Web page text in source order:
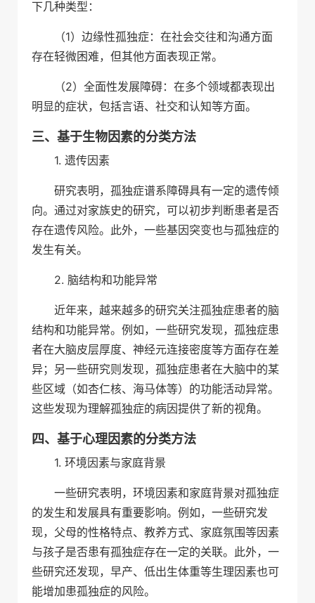
下几种类型：
（1）边缘性孤独症：在社会交往和沟通方面
存在轻微困难，但其他方面表现正常。
（2）全面性发展障碍：在多个领域都表现出
明显的症状，包括言语、社交和认知等方面。
三、基于生物因素的分类方法
1. 遗传因素
研究表明，孤独症谱系障碍具有一定的遗传倾
向。通过对家族史的研究，可以初步判断患者是否
存在遗传风险。此外，一些基因突变也与孤独症的
发生有关。
2. 脑结构和功能异常
近年来，越来越多的研究关注孤独症患者的脑
结构和功能异常。例如，一些研究发现，孤独症患
者在大脑皮层厚度、神经元连接密度等方面存在差
异；另一些研究则发现，孤独症患者在大脑中的某
些区域（如杏仁核、海马体等）的功能活动异常。
这些发现为理解孤独症的病因提供了新的视角。
四、基于心理因素的分类方法
1. 环境因素与家庭背景
一些研究表明，环境因素和家庭背景对孤独症
的发生和发展具有重要影响。例如，一些研究发
现，父母的性格特点、教养方式、家庭氛围等因素
与孩子是否患有孤独症存在一定的关联。此外，一
些研究还发现，早产、低出生体重等生理因素也可
能增加患孤独症的风险。